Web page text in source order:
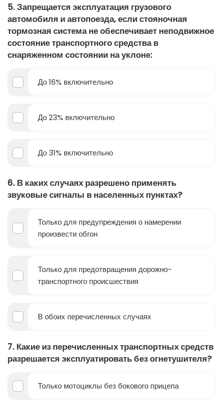
5. Запрещается эксплуатация грузового
автомобиля и автопоезда, если стояночная
тормозная система не обеспечивает неподвижное
состояние транспортного средства в
снаряженном состоянии на уклоне:
До 16% включительно
До 23% включительно
До 31% включительно
6. В каких случаях разрешено применять
звуковые сигналы в населенных пунктах?
Только для предупреждения о намерении
произвести обгон
Только для предотвращения дорожно-
транспортного происшествия
В обоих перечисленных случаях
7. Какие из перечисленных транспортных средств
разрешается эксплуатировать без огнетушителя?
Только мотоциклы без бокового прицепа